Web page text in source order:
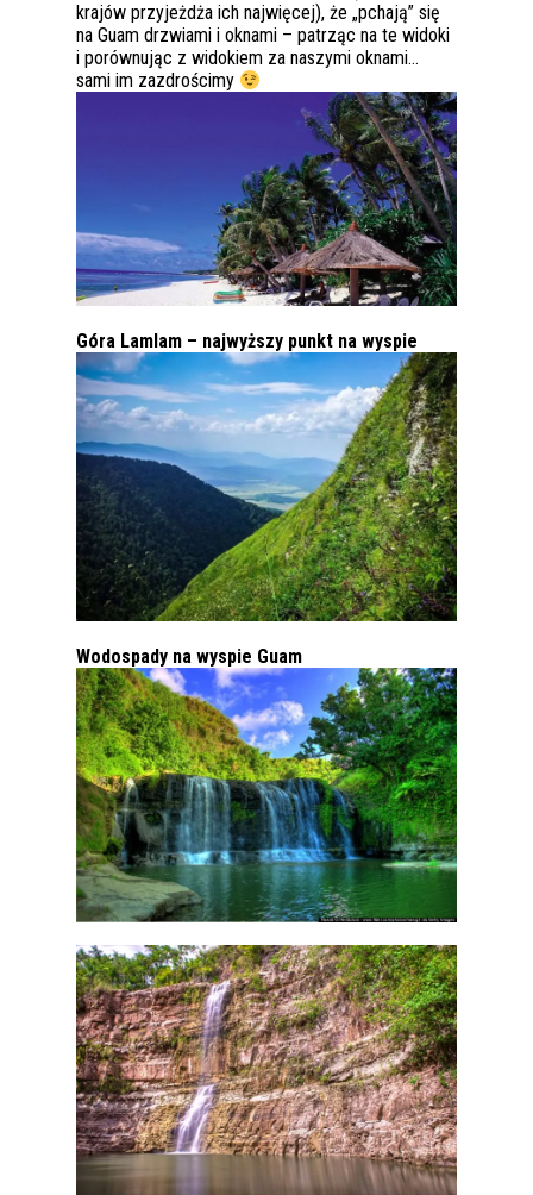
krajów przyjeżdża ich najwięcej), że „pchają” się
na Guam drzwiami i oknami – patrząc na te widoki
i porównując z widokiem za naszymi oknami…
sami im zazdrościmy
Góra Lamlam – najwyższy punkt na wyspie
Wodospady na wyspie Guam